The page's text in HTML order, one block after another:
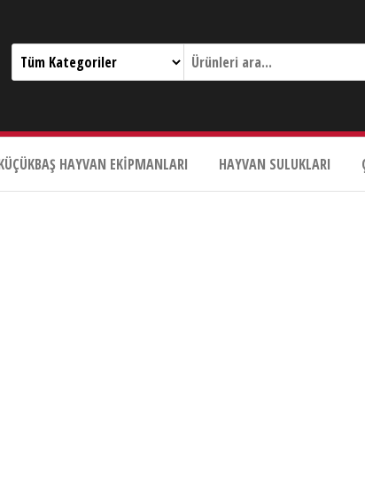
HAYVAN EKIPMANLARI HAYVAN SULUKLARI